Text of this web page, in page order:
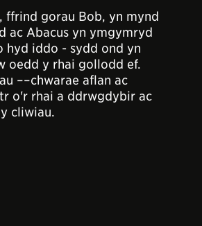
ffrind gorau Bob, yn mynd
ac Abacus yn ymgymryd
hyd iddo - sydd ond yn
oedd y rhai gollodd ef.
––chwarae aflan ac
o'r rhai a ddrwgdybir ac
cliwiau.